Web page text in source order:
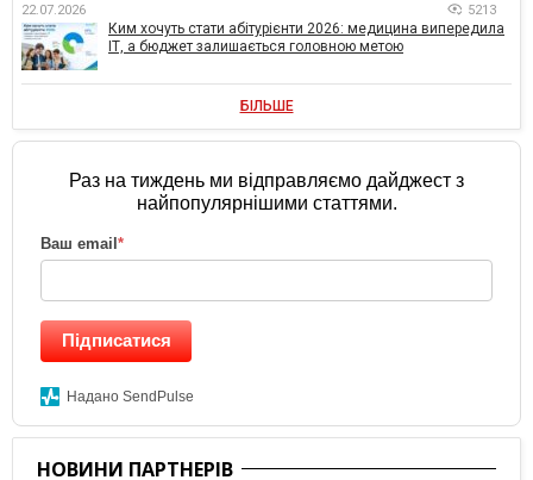
22.07.2026 5213
Ким хочуть стати абітурієнти 2026: медицина випередила
ІТ, а бюджет залишається головною метою
БІЛЬШЕ
Раз на тиждень ми відправляємо дайджест з
найпопулярнішими статтями.
Ваш email *
Підписатися
Надано SendPulse
НОВИНИ ПАРТНЕРІВ